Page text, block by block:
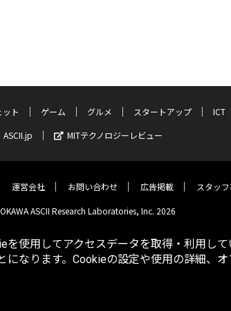
ット ゲーム グルメ スタートアップ
ICT
ASCII.jp
MITテクノロジーレビュー
運営会社 お問い合わせ 広告掲載 スタッ
ASCII Research Laboratories, Inc. 2026
使用してアクセスデータを取得・利用して
なります。Cookieの設定や使用の詳細、